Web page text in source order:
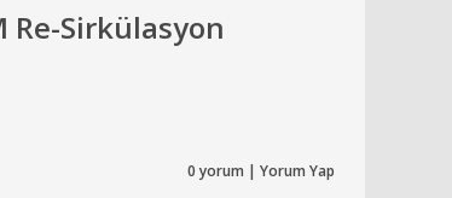
Re-Sirkülasyon
0 yorum | Yorum Yap